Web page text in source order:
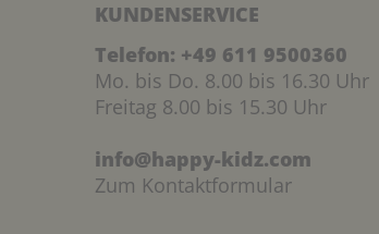
KUNDENSERVICE
Telefon: +49 611 9500360
Mo. bis Do. 8.00 bis 16.30 Uhr
Freitag 8.00 bis 15.30 Uhr
info@happy-kidz.com
Zum Kontaktformular